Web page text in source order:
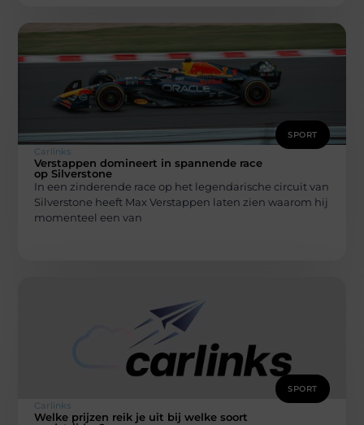
SPORT
Carlinks
Verstappen domineert in spannende race
op Silverstone
In een zinderende race op het legendarische circuit van
Silverstone heeft Max Verstappen laten zien waarom hij
momenteel een van
SPORT
Carlinks
Welke prijzen reik je uit bij welke soort